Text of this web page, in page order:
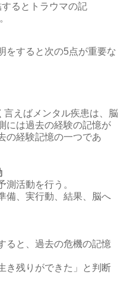
るとトラウマの記
をすると次の5点が重要な
えばメンタル疾患は、脳
には過去の経験の記憶が
の経験記憶の一つであ
測活動を行う。
備、実行動、結果、脳へ
ると、過去の危機の記憶
き残りができた」と判断